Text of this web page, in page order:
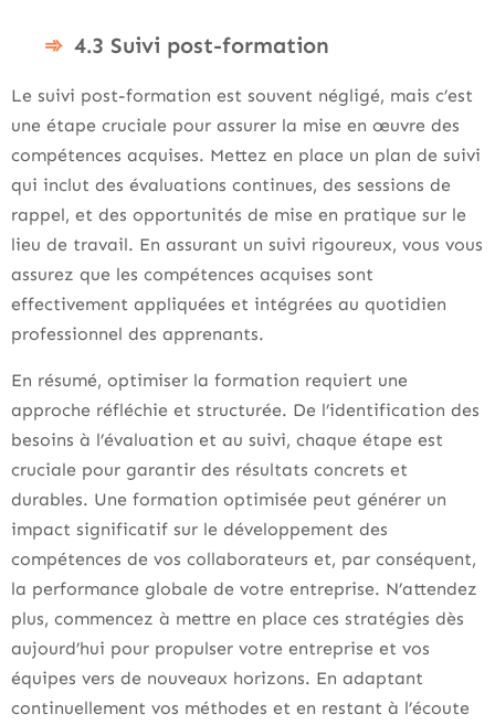
4.3 Suivi post-formation
Le suivi post-formation est souvent négligé, mais c’est
une étape cruciale pour assurer la mise en œuvre des
compétences acquises. Mettez en place un plan de suivi
qui inclut des évaluations continues, des sessions de
rappel, et des opportunités de mise en pratique sur le
lieu de travail. En assurant un suivi rigoureux, vous vous
assurez que les compétences acquises sont
effectivement appliquées et intégrées au quotidien
professionnel des apprenants.
En résumé, optimiser la formation requiert une
approche réfléchie et structurée. De l’identification des
besoins à l’évaluation et au suivi, chaque étape est
cruciale pour garantir des résultats concrets et
durables. Une formation optimisée peut générer un
impact significatif sur le développement des
compétences de vos collaborateurs et, par conséquent,
la performance globale de votre entreprise. N’attendez
plus, commencez à mettre en place ces stratégies dès
aujourd’hui pour propulser votre entreprise et vos
équipes vers de nouveaux horizons. En adaptant
continuellement vos méthodes et en restant à l’écoute